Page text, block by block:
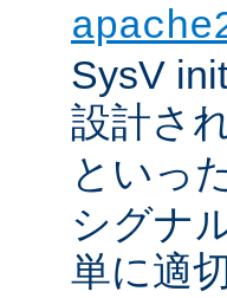
SysV
設計さ
といっ
シグナ
単に適